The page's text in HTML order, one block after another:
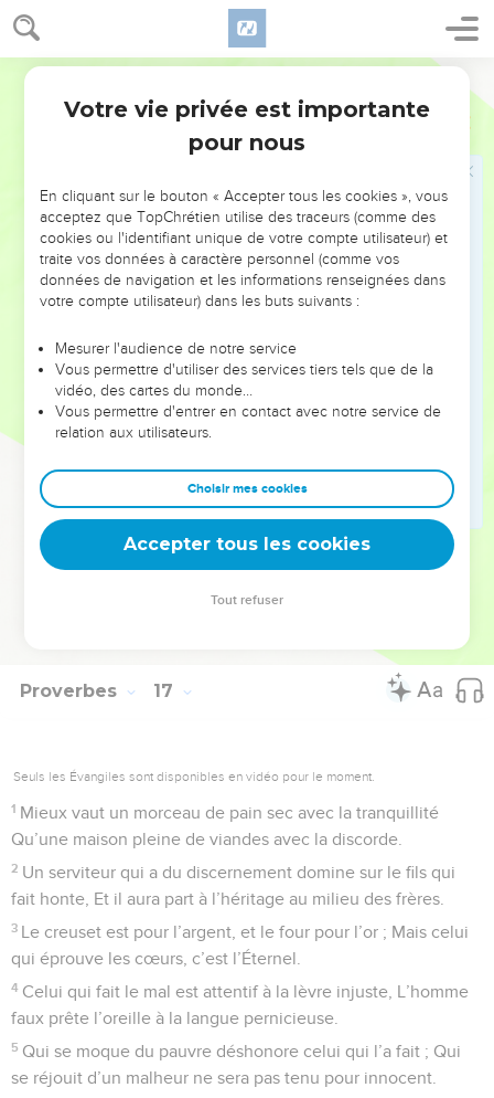
Proverbes 16
25 Telle voie paraît droite devant un homme, Mais à la fin,
c’est la voie de la mort.
26 L’appétit du travailleur travaille pour lui, Car sa bouche l’y
Le vaurien prépare le malheur, Et il y a sur ses lèvres
L’homme pervers suscite des querelles, Et le rapporteur
divise des amis.
L’homme violent séduit son prochain, Et le fait marcher
dans une voie qui n’est pas bonne.
Celui qui ferme les yeux pour des méditations perverses,
Celui qui se mord les lèvres, a déjà consommé le mal.
Les cheveux blancs sont une magnifique couronne ; C’est
sur la voie de la justice qu’on la trouve.
Celui qui est lent à la colère vaut mieux qu’un héros, Et
ville.
On jette le sort dans le pan de la robe, Mais toute décision
vient de l’Éternel.
© Société biblique française – Bibli’O, 1978, avec autorisation. Pour vous procurer
Proverbes 17
Seuls les Évangiles sont disponibles en vidéo pour le moment.
1 Mieux vaut un morceau de pain sec avec la tranquillité
Qu’une maison pleine de viandes avec la discorde.
2 Un serviteur qui a du discernement domine sur le fils qui
fait honte, Et il aura part à l’héritage au milieu des frères.
3 Le creuset est pour l’argent, et le four pour l’or ; Mais celui
qui éprouve les cœurs, c’est l’Éternel.
4 Celui qui fait le mal est attentif à la lèvre injuste, L’homme
faux prête l’oreille à la langue pernicieuse.
5 Qui se moque du pauvre déshonore celui qui l’a fait ; Qui
se réjouit d’un malheur ne sera pas tenu pour innocent.
Votre vie privée est importante
pour nous
En cliquant sur le bouton « Accepter tous les cookies », vous
acceptez que TopChrétien utilise des traceurs (comme des
cookies ou l'identifiant unique de votre compte utilisateur) et
traite vos données à caractère personnel (comme vos
données de navigation et les informations renseignées dans
votre compte utilisateur) dans les buts suivants :
Mesurer l'audience de notre service
Vous permettre d'utiliser des services tiers tels que de la
vidéo, des cartes du monde…
Vous permettre d'entrer en contact avec notre service de
relation aux utilisateurs.
Choisir mes cookies
Accepter tous les cookies
Tout refuser